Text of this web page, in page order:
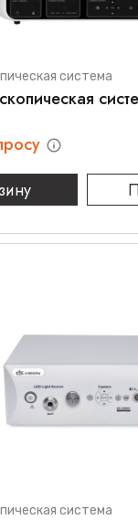
система
система